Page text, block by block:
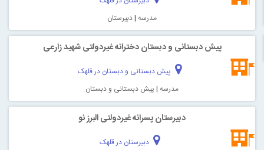
مدرسه |دبیرستان
پیش دبستانی و دبستان دخترانه غیردولتی شهید زارعی
پیش دبستانی و دبستان در قلهک
مدرسه | پیش دبستانی و دبستان
دبیرستان پسرانه غیردولتی البرز نو
دبیرستان در قلهک